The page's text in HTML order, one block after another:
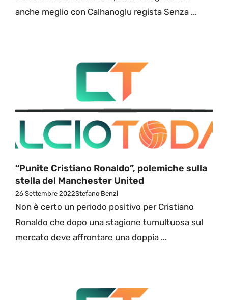
anche meglio con Calhanoglu regista Senza ...
“Punite Cristiano Ronaldo”, polemiche sulla
stella del Manchester United
26 Settembre 2022Stefano Benzi
Non è certo un periodo positivo per Cristiano
Ronaldo che dopo una stagione tumultuosa sul
mercato deve affrontare una doppia ...